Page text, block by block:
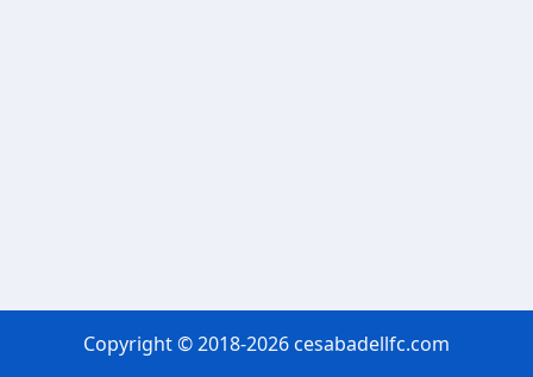
Copyright © 2018-2026 cesabadellfc.com